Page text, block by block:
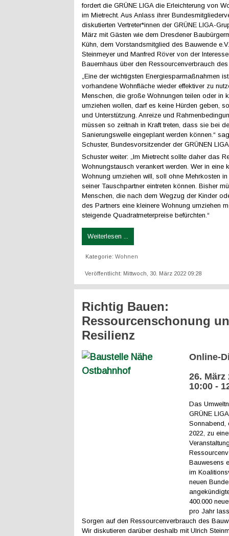
fordert die GRÜNE LIGA die Erleichterung von
im Mietrecht. Aus Anlass ihrer
diskutierten Vertreter*innen der GRÜNE LIGA-
März mit Gästen wie dem Dresdener
Kühn, dem Vorstandsmitglied des Bauwende
Steinmeyer und Manfred Röver von der
Bauernhaus über den Ressourcenverbrauch
„Eine der wichtigsten Energiesparmaßnahmen
vorhandene Wohnfläche wieder effektiver zu
Menschen, die große Wohnungen teilen oder in
umziehen wollen, darf es keine Hürden geben,
und Unterstützung. Anreize und
müssen so zeitnah in Kraft treten, dass sie bei
Sanierungswelle eingeplant werden können.“
Schuster, Bundesvorsitzender der GRÜNEN
Schuster weiter: „Im Mietrecht sollte daher das
Wohnungstausch verankert werden. Wer in eine
Wohnung umziehen will, soll ohne Mehrkosten
seiner Tauschpartner eintreten können. Bisher
Menschen, die nach dem Wegzug der Kinder
des Partners eine kleinere Wohnung umziehen
steigende Quadratmeterpreise befürchten.“
Weiterlesen ...
Kategorie: Wohnen
Veröffentlicht: Mittwoch, 30. März 2022 09:28
Richtig Bauen:
Ressourcenschonung
Resilienz
Online-
26. März
10:00 -
Das
GRÜNE
Sonnabend,
2022, zu
Bauwesens
im
neuen
400.000
pro Jahr
Sorgen auf den Ressourcenverbrauch des
Wir diskutieren darüber deshalb mit Ulrich